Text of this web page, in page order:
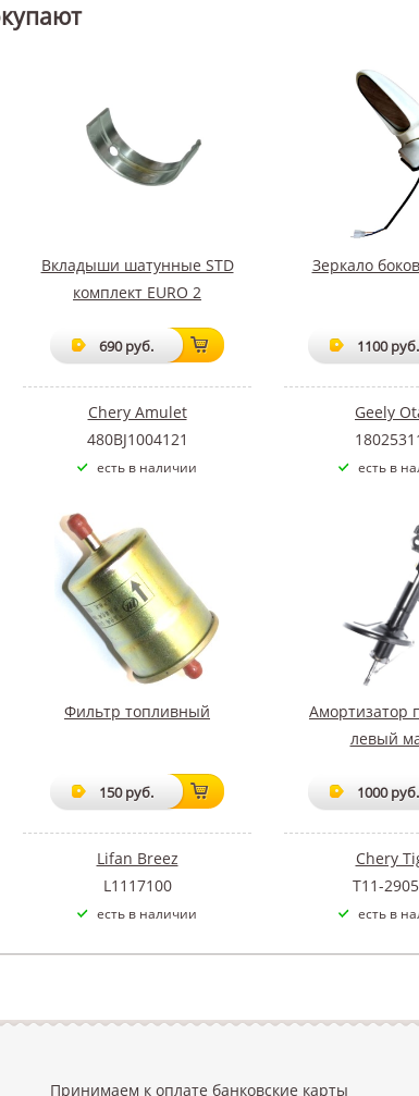
Вкладыши шатунные STD
комплект EURO 2
690 руб.
Chery Amulet
480BJ1004121
есть в наличии
Зеркало
1100 руб.
Geely
есть в
Фильтр топливный
150 руб.
Lifan Breez
L1117100
есть в наличии
Амортизатор
левый
1000 руб.
Chery
T11-
есть в
Принимаем к оплате банковские карты